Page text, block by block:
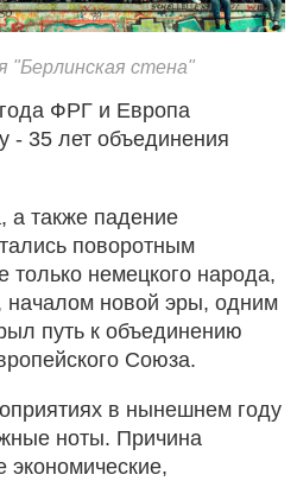
"Берлинская стена"
ФРГ и Европа
- 35 лет объединения
а также падение
поворотным
только немецкого народа,
началом новой эры, одним
путь к объединению
Союза.
в нынешнем году
ноты. Причина